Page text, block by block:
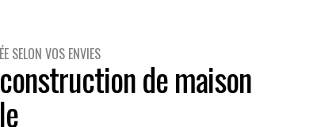
SELON VOS ENVIES
de maison